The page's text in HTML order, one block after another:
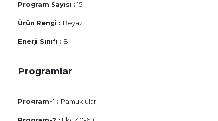
Program Sayısı : 15
Ürün Rengi : Beyaz
Enerji Sınıfı : B
Programlar
Program-1 : Pamuklular